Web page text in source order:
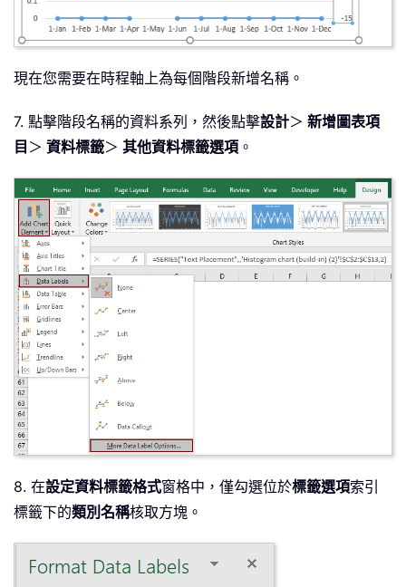
現在您需要在時程軸上為每個階段新增名稱。
7. 點擊階段名稱的資料系列，然後點擊設計＞ 新增圖表項
目 ＞ 資料標籤＞ 其他資料標籤選項 。
8. 在設定資料標籤格式窗格中，僅勾選位於標籤選項索引
標籤下的類別名稱核取方塊。